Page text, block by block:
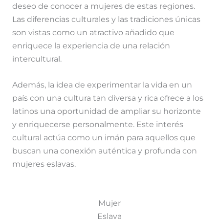
deseo de conocer a mujeres de estas regiones.
Las diferencias culturales y las tradiciones únicas
son vistas como un atractivo añadido que
enriquece la experiencia de una relación
intercultural.
Además, la idea de experimentar la vida en un
país con una cultura tan diversa y rica ofrece a los
latinos una oportunidad de ampliar su horizonte
y enriquecerse personalmente. Este interés
cultural actúa como un imán para aquellos que
buscan una conexión auténtica y profunda con
mujeres eslavas.
Mujer
Eslava